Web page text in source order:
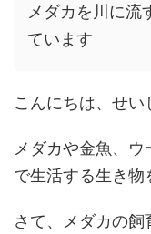
メダカを川に流
ています
こんにちは、せい
メダカや金魚、
で生活する生き物
さて、メダカの